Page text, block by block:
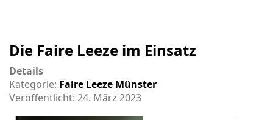
Die Faire Leeze im Einsatz
Details
Kategorie: Faire Leeze Münster
Veröffentlicht: 24. März 2023